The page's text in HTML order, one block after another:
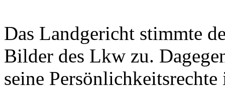
Das Landgericht stimmte
Bilder des Lkw zu.
seine Persönlichkeitsrechte